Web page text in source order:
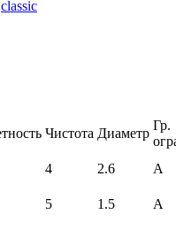
classic
Чистота Диаметр
Гр.
4 2.6
А
5 1.5
А